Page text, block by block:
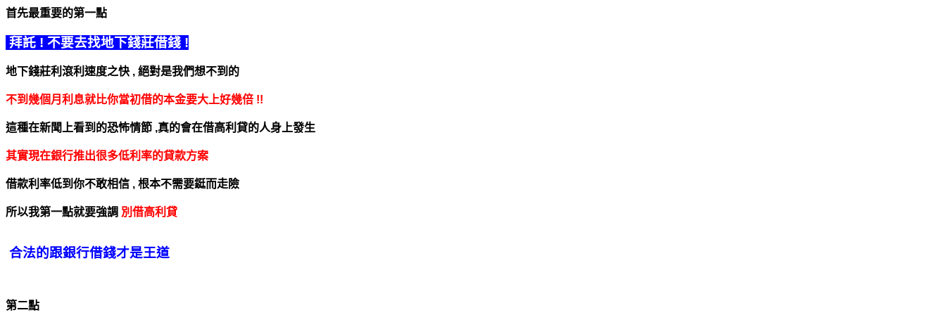
首先最重要的第一點
拜託 ! 不要去找地下錢莊借錢 !
地下錢莊利滾利速度之快 , 絕對是我們想不到的
不到幾個月利息就比你當初借的本金要大上好幾倍 !!
這種在新聞上看到的恐怖情節 ,真的會在借高利貸的人身上發生
其實現在銀行推出很多低利率的貸款方案
借款利率低到你不敢相信 , 根本不需要鋌而走險
所以我第一點就要強調 別借高利貸
合法的跟銀行借錢才是王道
第二點